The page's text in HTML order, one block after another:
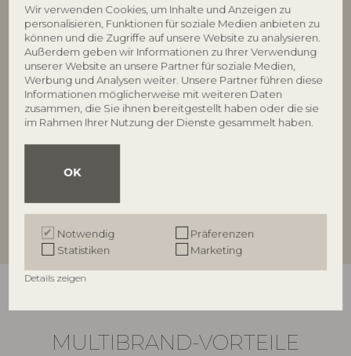
Wir verwenden Cookies, um Inhalte und Anzeigen zu
personalisieren, Funktionen für soziale Medien anbieten zu
können und die Zugriffe auf unsere Website zu analysieren.
Außerdem geben wir Informationen zu Ihrer Verwendung
unserer Website an unsere Partner für soziale Medien,
Werbung und Analysen weiter. Unsere Partner führen diese
Informationen möglicherweise mit weiteren Daten
zusammen, die Sie ihnen bereitgestellt haben oder die sie
im Rahmen Ihrer Nutzung der Dienste gesammelt haben.
OK
Notwendig
Präferenzen
Statistiken
Marketing
Details zeigen
Unsere Kollektionen und hyggelige Designs haben
im Laufe der Jahre ihren Platz in tausenden von
Wohnungen gefunden – und die Nachfrage wächst
weiter. Geben Sie Ihrem Unternehmen die
Möglichkeit, Teil unseres starken Händlernetzwerks
zu werden – wir freuen uns darauf, Sie willkommen
zu heißen.
MULTIBRAND-VORTEILE